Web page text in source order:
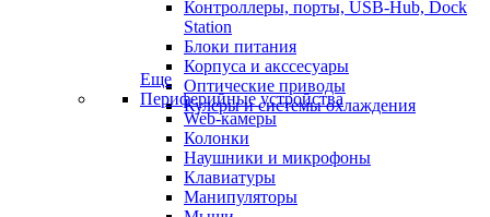
Контроллеры, порты, USB-Hub, Dock
Station
Блоки питания
Корпуса и акссесуары
Оптические приводы
Кулеры и системы охлаждения
Еще
Периферийные устройства
Web-камеры
Колонки
Наушники и микрофоны
Клавиатуры
Манипуляторы